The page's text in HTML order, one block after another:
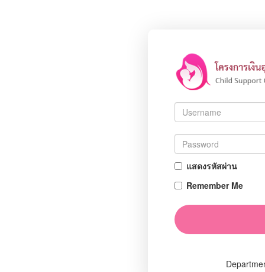
แสดงรหัสผ่าน
Remember Me